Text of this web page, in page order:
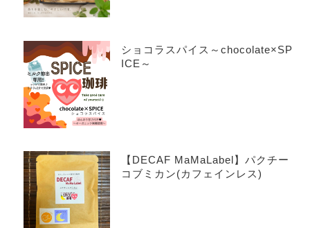
ショコラスパイス～chocolate×SP
ICE～
【DECAF MaMaLabel】パクチー
コブミカン(カフェインレス)